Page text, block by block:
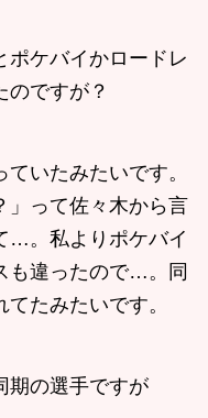
ケバイかロードレ
のですが？
いたみたいです。
」って佐々木から言
…。私よりポケバイ
も違ったので…。同
たみたいです。
の選手ですが